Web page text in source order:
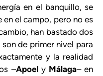
en el banquillo, se
en el campo, pero no es
han bastado dos
de primer nivel para
y la realidad
–Apoely Málaga– en